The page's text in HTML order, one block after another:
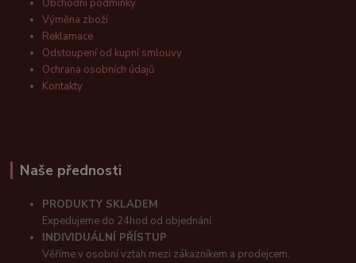
Obchodní podmínky
Výměna zboží
Reklamace
Odstoupení od kupní smlouvy
Ochrana osobních údajů
Kontakty
Naše přednosti
PRODUKTY SKLADEM
Expedujeme do 24hod od objednání.
INDIVIDUÁLNÍ PŘÍSTUP
Věříme v osobní vztah mezi zákazníkem a prodejcem.